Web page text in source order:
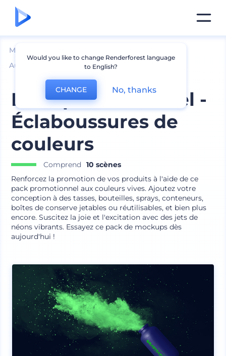
Mockups
Autres Mockups de Marque
Pack promotionnel -
Éclaboussures de
couleurs
Comprend
10 scènes
Renforcez la promotion de vos produits à l'aide de ce
pack promotionnel aux couleurs vives. Ajoutez votre
conception à des tasses, bouteilles, sprays, conteneurs,
boîtes de conserve jetables ou réutilisables, et bien plus
encore. Suscitez la joie et l'excitation avec des jets de
néons vibrants. Essayez ce pack de mockups dès
aujourd'hui !
Would you like to change Renderforest language
to English?
CHANGE No, thanks